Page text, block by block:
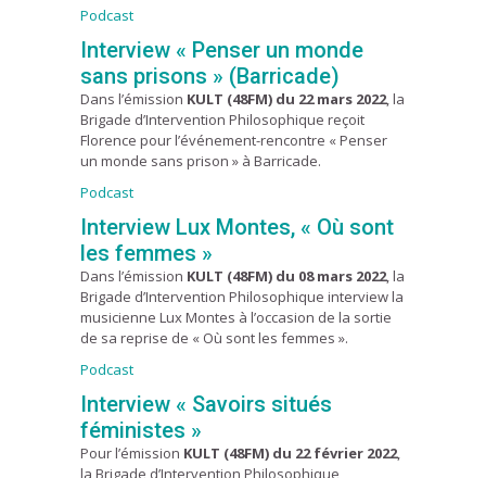
Podcast
Interview « Penser un monde
sans prisons » (Barricade)
Dans l’émission KULT (48FM) du 22 mars 2022, la
Brigade d’Intervention Philosophique reçoit
Florence pour l’événement-rencontre « Penser
un monde sans prison » à Barricade.
Podcast
Interview Lux Montes, « Où sont
les femmes »
Dans l’émission KULT (48FM) du 08 mars 2022, la
Brigade d’Intervention Philosophique interview la
musicienne Lux Montes à l’occasion de la sortie
de sa reprise de « Où sont les femmes ».
Podcast
Interview « Savoirs situés
féministes »
Pour l’émission KULT (48FM) du 22 février 2022,
la Brigade d’Intervention Philosophique